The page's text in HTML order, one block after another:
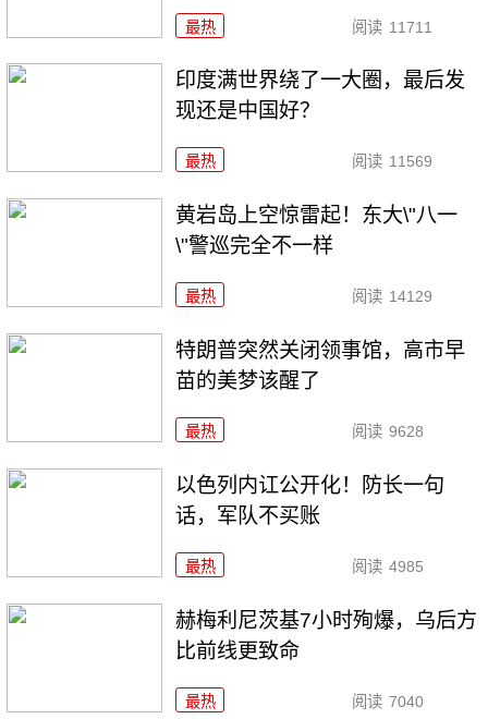
最热 阅读 11711
印度满世界绕了一大圈，最后发
现还是中国好？
最热 阅读 11569
黄岩岛上空惊雷起！东大\"八一
\"警巡完全不一样
最热 阅读 14129
特朗普突然关闭领事馆，高市早
苗的美梦该醒了
最热 阅读 9628
以色列内讧公开化！防长一句
话，军队不买账
最热 阅读 4985
赫梅利尼茨基7小时殉爆，乌后方
比前线更致命
最热 阅读 7040